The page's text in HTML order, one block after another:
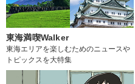
東海満喫Walker
東海エリアを楽しむためのニュースや
トピックスを大特集